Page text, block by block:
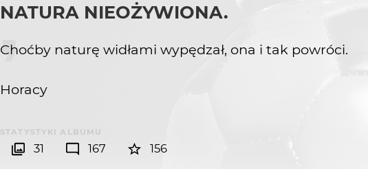
NATURA NIEOŻYWIONA.
Choćby naturę widłami wypędzał, ona i tak powróci.
Horacy
STATYSTYKI ALBUMU
31 167 156